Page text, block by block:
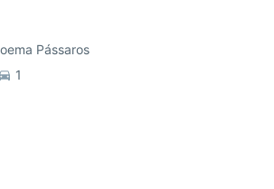
Pássaros
1